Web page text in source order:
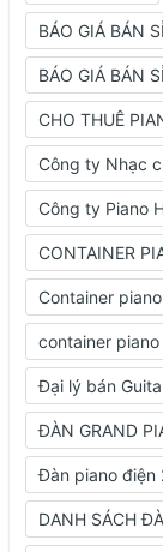
BÁO GIÁ BÁN
BÁO GIÁ BÁN
CHO THUÊ
Công ty Nhạc
Công ty Piano
CONTAINER
Container
container
Đại lý bán
ĐÀN GRAND
Đàn piano điện
DANH SÁCH